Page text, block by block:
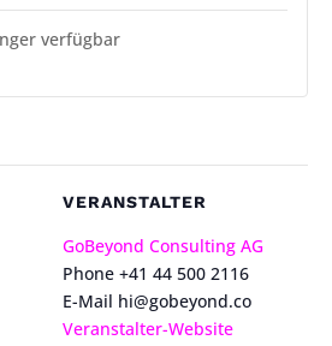
VERANSTALTER
GoBeyond Consulting AG
Phone +41 44 500 2116
E-Mail hi@gobeyond.co
Veranstalter-Website
verfügbar